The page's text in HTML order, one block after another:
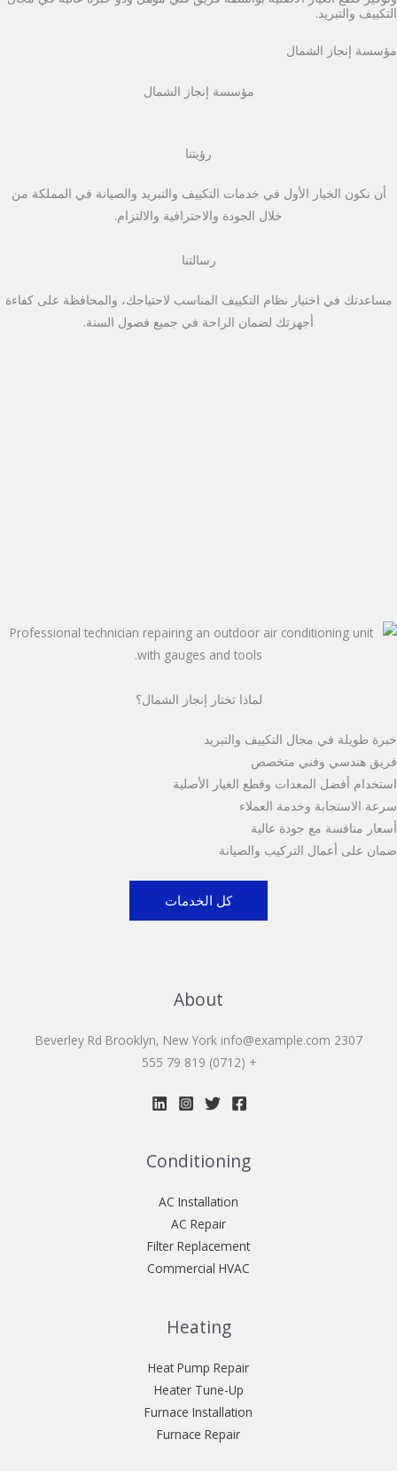
التكييف والتبريد.
مؤسسة إنجاز الشمال
مؤسسة إنجاز الشمال
رؤيتنا
أن نكون الخيار الأول في خدمات التكييف والتبريد والصيانة في المملكة من
خلال الجودة والاحترافية والالتزام.
رسالتنا
مساعدتك في اختيار نظام التكييف المناسب لاحتياجك، والمحافظة على كفاءة
أجهزتك لضمان الراحة في جميع فصول السنة.
لماذا تختار إنجاز الشمال؟
خبرة طويلة في مجال التكييف والتبريد
فريق هندسي وفني متخصص
استخدام أفضل المعدات وقطع الغيار الأصلية
سرعة الاستجابة وخدمة العملاء
أسعار منافسة مع جودة عالية
ضمان على أعمال التركيب والصيانة
كل الخدمات
About
2307 Beverley Rd Brooklyn, New York info@example.com
+ (0712) 819 79 555
Conditioning
AC Installation
AC Repair
Filter Replacement
Commercial HVAC
Heating
Heat Pump Repair
Heater Tune-Up
Furnace Installation
Furnace Repair